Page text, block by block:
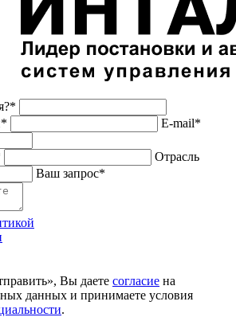
E-mail*
Отрасль
Ваш запрос*
Вы даете согласие на
данных и принимаете условия
.